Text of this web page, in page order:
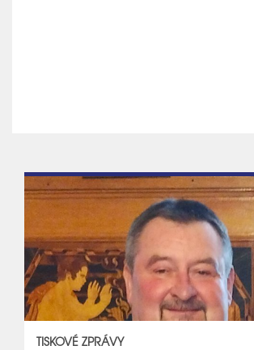
TISKOVÉ ZPRÁVY